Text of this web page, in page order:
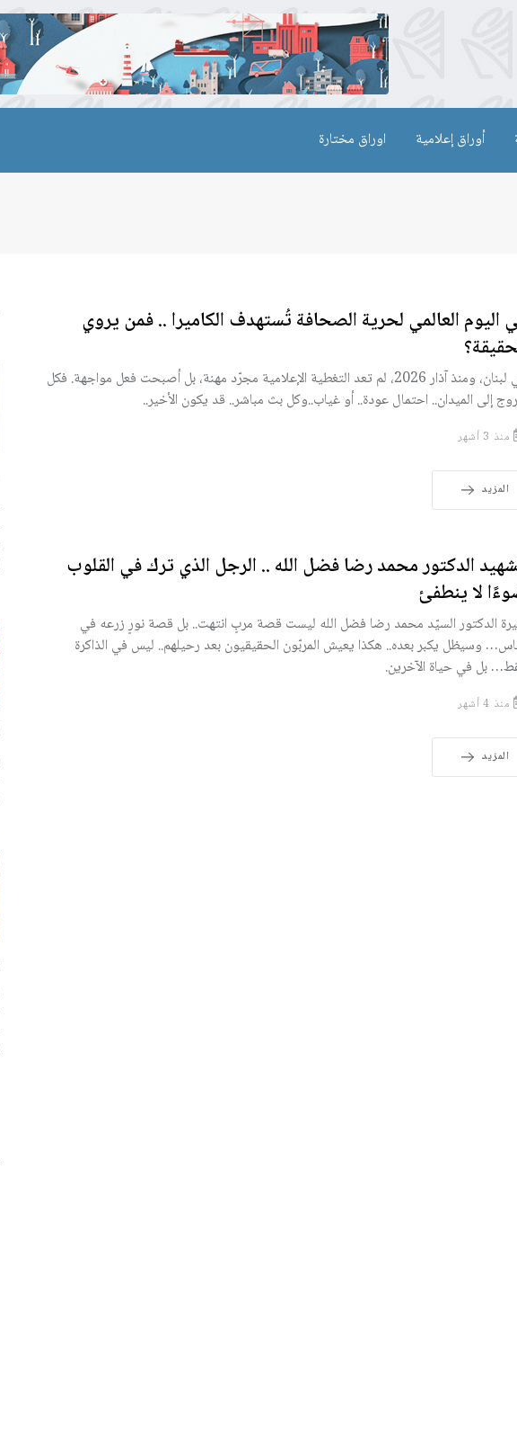
أوراق إعلامية اوراق مختارة
اليوم العالمي لحرية الصحافة تُستهدف الكاميرا .. فمن يروي
في لبنان، ومنذ آذار 2026، لم تعد التغطية الإعلامية مجرّد مهنة، بل أصبحت فعل مواجهة. فكل
إلى الميدان.. احتمال عودة.. أو غياب..وكل بث مباشر.. قد يكون الأخير..
منذ 3 أشهر
المزيد
الدكتور محمد رضا فضل الله .. الرجل الذي ترك في القلوب
لا ينطفئ
الدكتور السيّد محمد رضا فضل الله ليست قصة مربٍ انتهت.. بل قصة نورٍ زرعه في
وسيظل يكبر بعده.. هكذا يعيش المربّون الحقيقيون بعد رحيلهم.. ليس في الذاكرة
بل في حياة الآخرين.
منذ 4 أشهر
المزيد